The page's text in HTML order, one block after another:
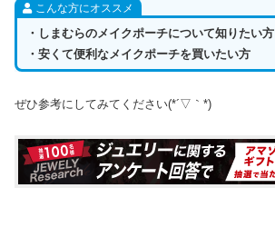
こんな方にオススメ
・しまむらのメイクポーチについて知りたい方
・安くて便利なメイクポーチを買いたい方
ぜひ参考にしてみてください(*´▽｀*)